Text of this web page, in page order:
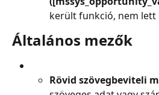
került funkció, nem lett
Általános mezők
Rövid szövegbeviteli